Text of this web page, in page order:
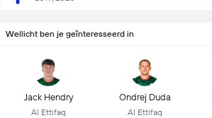
Wellicht ben je geïnteresseerd in
Jack Hendry
Al Ettifaq
Ondrej Duda
Al Ettifaq